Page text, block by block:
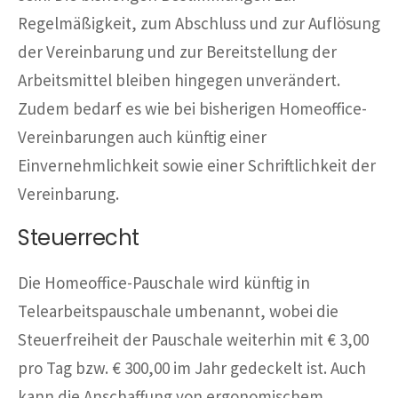
Regelmäßigkeit, zum Abschluss und zur Auflösung
der Vereinbarung und zur Bereitstellung der
Arbeitsmittel bleiben hingegen unverändert.
Zudem bedarf es wie bei bisherigen Homeoffice-
Vereinbarungen auch künftig einer
Einvernehmlichkeit sowie einer Schriftlichkeit der
Vereinbarung.
Steuerrecht
Die Homeoffice-Pauschale wird künftig in
Telearbeitspauschale umbenannt, wobei die
Steuerfreiheit der Pauschale weiterhin mit € 3,00
pro Tag bzw. € 300,00 im Jahr gedeckelt ist. Auch